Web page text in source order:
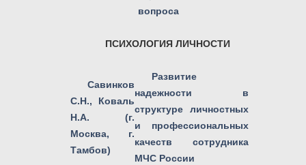
вопроса
ПСИХОЛОГИЯ ЛИЧНОСТИ
Савинков
С.Н., Коваль
Н.А. (г.
Москва, г.
Тамбов)
Развитие
надежности в
структуре личностных
и профессиональных
качеств сотрудника
МЧС России